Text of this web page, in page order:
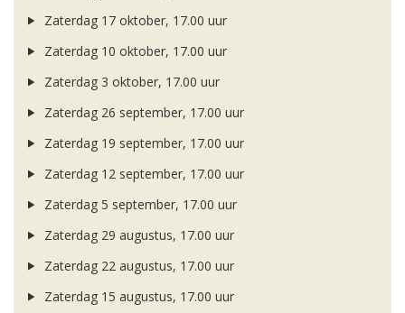
Zaterdag 17 oktober, 17.00 uur
Zaterdag 10 oktober, 17.00 uur
Zaterdag 3 oktober, 17.00 uur
Zaterdag 26 september, 17.00 uur
Zaterdag 19 september, 17.00 uur
Zaterdag 12 september, 17.00 uur
Zaterdag 5 september, 17.00 uur
Zaterdag 29 augustus, 17.00 uur
Zaterdag 22 augustus, 17.00 uur
Zaterdag 15 augustus, 17.00 uur